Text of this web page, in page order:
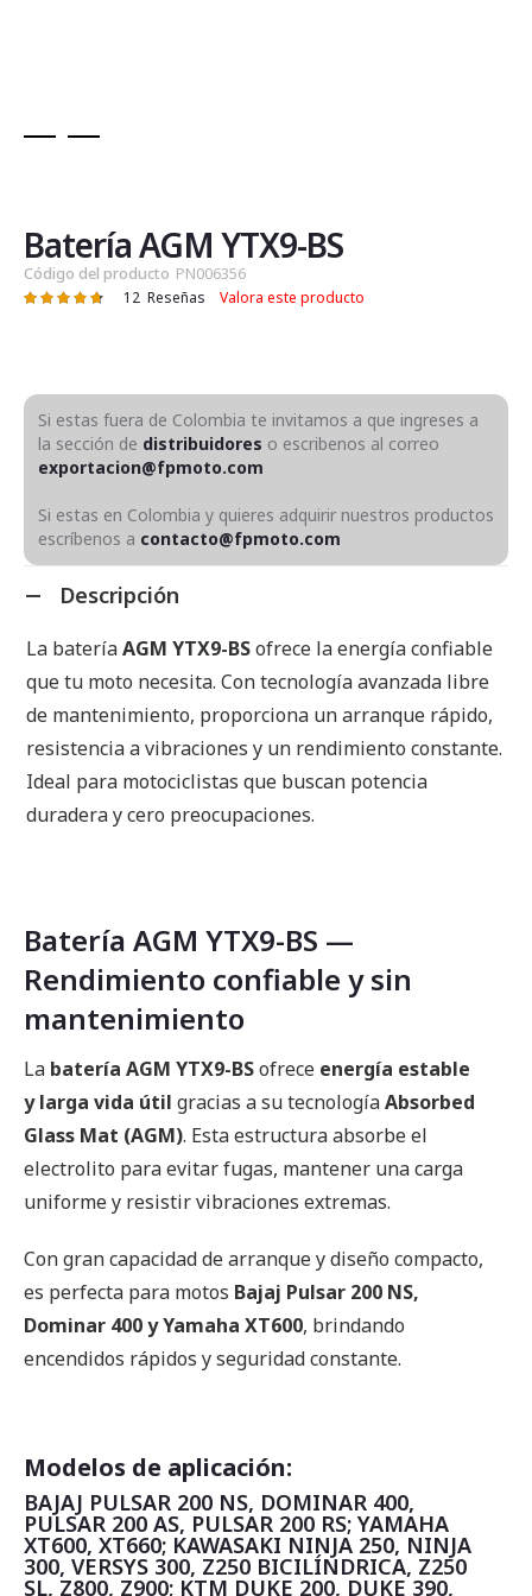
de
la
galería
de
Batería AGM YTX9-BS
Código del producto PN006356
Valoración: 12 Reseñas Valora este producto
Si estas fuera de Colombia te invitamos a que ingreses a
la sección de distribuidores o escribenos al correo
exportacion@fpmoto.com
Si estas en Colombia y quieres adquirir nuestros productos
escríbenos a contacto@fpmoto.com
Descripción
La bateríaAGM YTX9-BSofrece la energía confiable
que tu moto necesita. Con tecnología avanzada libre
de mantenimiento, proporciona un arranque rápido,
resistencia a vibraciones y un rendimiento constante.
Ideal para motociclistas que buscan potencia
duradera y cero preocupaciones.
Batería AGM YTX9-BS —
Rendimiento confiable y sin
mantenimiento
La batería AGM YTX9-BSofrece energía estable
y larga vida útil gracias a su tecnologíaAbsorbed
Glass Mat (AGM). Esta estructura absorbe el
electrolito para evitar fugas, mantener una carga
uniforme y resistir vibraciones extremas.
Con gran capacidad de arranque y diseño compacto,
es perfecta para motos Bajaj Pulsar 200 NS,
Dominar 400 y Yamaha XT600, brindando
encendidos rápidos y seguridad constante.
Modelos de aplicación:
BAJAJ PULSAR 200 NS, DOMINAR 400,
PULSAR 200 AS, PULSAR 200 RS; YAMAHA
XT600, XT660; KAWASAKI NINJA 250, NINJA
300, VERSYS 300, Z250 BICILÍNDRICA, Z250
SL, Z800, Z900; KTM DUKE 200, DUKE 390,